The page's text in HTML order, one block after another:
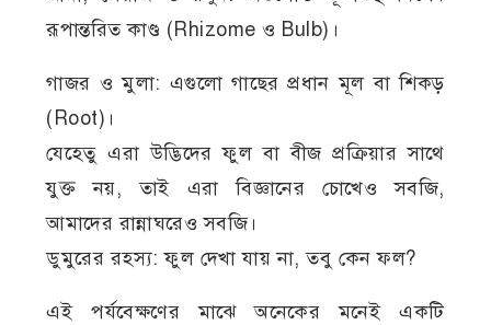
রূপান্তরিত কাণ্ড (Rhizome ও Bulb)।
গাজর ও মুলা: এগুলো গাছের প্রধান মূল বা শিকড়
(Root)।
যেহেতু এরা উদ্ভিদের ফুল বা বীজ প্রক্রিয়ার সাথে
যুক্ত নয়, তাই এরা বিজ্ঞানের চোখেও সবজি,
আমাদের রান্নাঘরেও সবজি।
ডুমুরের রহস্য: ফুল দেখা যায় না, তবু কেন ফল?
এই পর্যবেক্ষণের মাঝে অনেকের মনেই একটি